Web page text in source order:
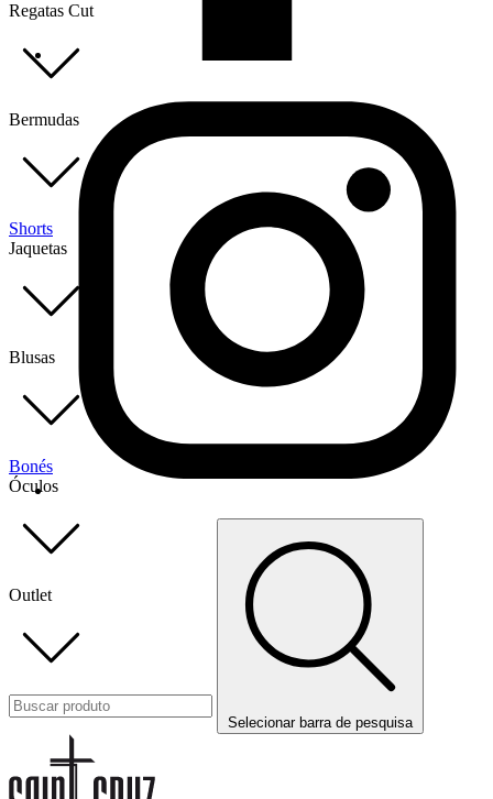
Regatas Cut
Bermudas
Shorts
Jaquetas
Blusas
Bonés
Óculos
Outlet
Selecionar barra de pesquisa